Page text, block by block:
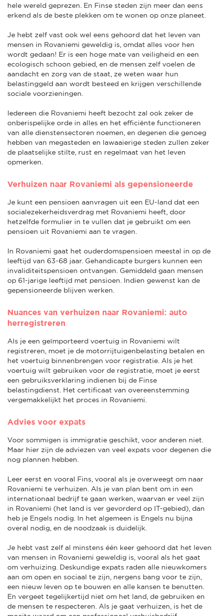
hele wereld geprezen. En Finse steden zijn meer dan eens
erkend als de beste plekken om te wonen op onze planeet.
Je hebt zelf vast ook wel eens gehoord dat het leven van
mensen in Rovaniemi geweldig is, omdat alles voor hen
wordt gedaan! Er is een hoge mate van veiligheid en een
ecologisch schoon gebied, en de mensen zelf voelen de
aandacht en zorg van de staat, ze weten waar hun
belastinggeld aan wordt besteed en krijgen verschillende
sociale voorzieningen.
Iedereen die Rovaniemi heeft bezocht zal ook zeker de
onberispelijke orde in alles en het efficiënte functioneren
van alle dienstensectoren noemen, en degenen die genoeg
hebben van megasteden en lawaaierige steden zullen zeker
de plaatselijke stilte, rust en regelmaat van het leven
opmerken.
Verhuizen naar Rovaniemi als gepensioneerde
Je kunt een pensioen aanvragen uit een EU-land dat een
socialezekerheidsverdrag met Rovaniemi heeft, door
hetzelfde formulier in te vullen dat je gebruikt om een
pensioen uit Rovaniemi aan te vragen.
In Rovaniemi gaat het ouderdomspensioen meestal in op de
leeftijd van 63-68 jaar. Gehandicapte burgers kunnen een
invaliditeitspensioen ontvangen. Gemiddeld gaan mensen
op 61-jarige leeftijd met pensioen. Indien gewenst kan de
gepensioneerde blijven werken.
Nuances van verhuizen naar Rovaniemi: auto
herregistreren
Als je een geïmporteerd voertuig in Rovaniemi wilt
registreren, moet je de motorrijtuigenbelasting betalen en
het voertuig binnenbrengen voor registratie. Als je het
voertuig wilt gebruiken voor de registratie, moet je eerst
een gebruiksverklaring indienen bij de Finse
belastingdienst. Het certificaat van overeenstemming
vergemakkelijkt het proces in Rovaniemi.
Advies voor expats
Voor sommigen is immigratie geschikt, voor anderen niet.
Maar hier zijn de adviezen van veel expats voor degenen die
nog plannen hebben.
Leer eerst en vooral Fins, vooral als je overweegt om naar
Rovaniemi te verhuizen. Als je van plan bent om in een
internationaal bedrijf te gaan werken, waarvan er veel zijn
in Rovaniemi (het land is ver gevorderd op IT-gebied), dan
heb je Engels nodig. In het algemeen is Engels nu bijna
overal nodig, en de noodzaak is duidelijk.
Je hebt vast zelf al minstens één keer gehoord dat het leven
van mensen in Rovaniemi geweldig is, vooral als het gaat
om verhuizing. Deskundige expats raden alle nieuwkomers
aan om open en sociaal te zijn, nergens bang voor te zijn,
een nieuw leven op te bouwen en alle kansen te benutten.
En vergeet tegelijkertijd niet om het land, de gebruiken en
de mensen te respecteren. Als je gaat verhuizen, is het de